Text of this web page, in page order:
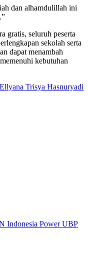
dan alhamdulillah ini
gratis, seluruh peserta
sekolah serta
dapat menambah
kebutuhan
Trisya Hasnuryadi
Indonesia Power UBP